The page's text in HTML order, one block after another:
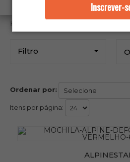
Inscrever-
Filtro
Ordenar por:
Itens por página: